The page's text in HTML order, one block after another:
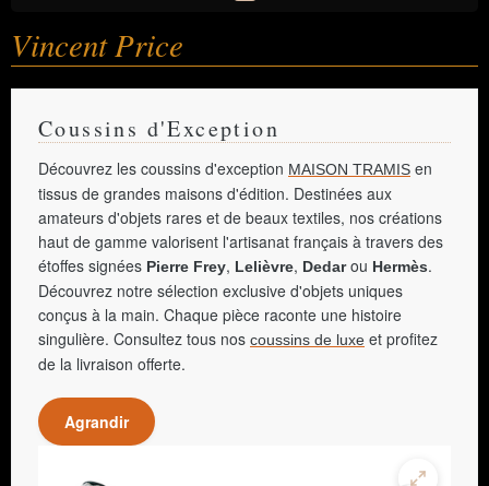
Vincent Price
Coussins d'Exception
Découvrez les coussins d'exception MAISON TRAMIS en
tissus de grandes maisons d'édition. Destinées aux
amateurs d'objets rares et de beaux textiles, nos créations
haut de gamme valorisent l'artisanat français à travers des
étoffes signées Pierre Frey, Lelièvre, Dedarou Hermès.
Découvrez notre sélection exclusive d'objets uniques
conçus à la main. Chaque pièce raconte une histoire
singulière. Consultez tous nos coussins de luxe et profitez
de la livraison offerte.
Agrandir